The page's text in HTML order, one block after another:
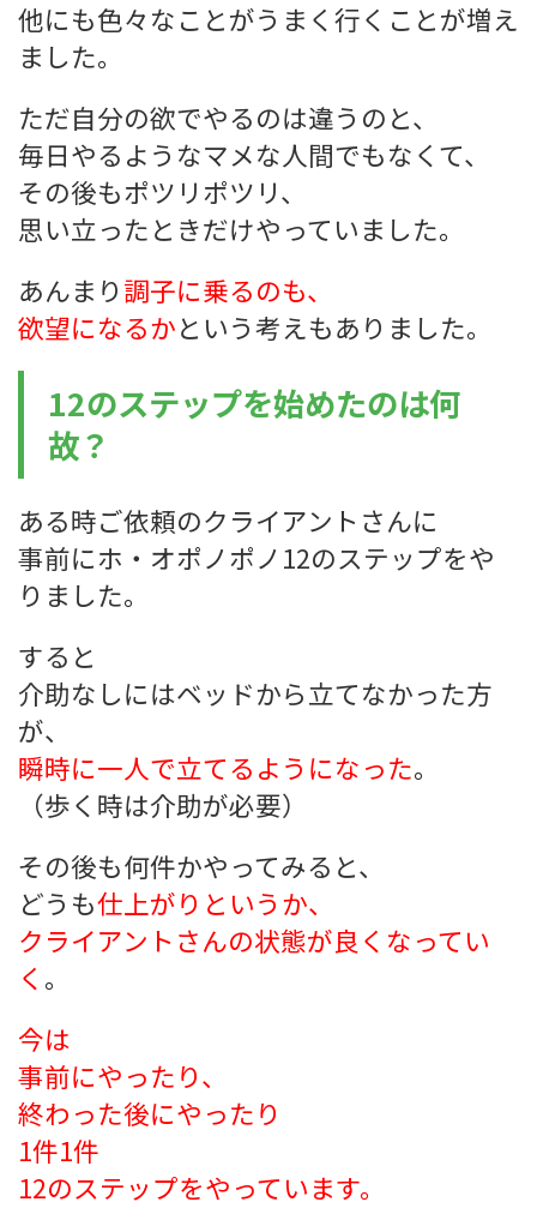
他にも色々なことがうまく行くことが増え
ました。
ただ自分の欲でやるのは違うのと、
毎日やるようなマメな人間でもなくて、
その後もポツリポツリ、
思い立ったときだけやっていました。
あんまり調子に乗るのも、
欲望になるかという考えもありました。
12のステップを始めたのは何
故？
ある時ご依頼のクライアントさんに
事前にホ・オポノポノ12のステップをや
りました。
すると
介助なしにはベッドから立てなかった方
が、
瞬時に一人で立てるようになった。
（歩く時は介助が必要）
その後も何件かやってみると、
どうも仕上がりというか、
クライアントさんの状態が良くなってい
く 。
今は
事前にやったり、
終わった後にやったり
1件1件
12のステップをやっています。